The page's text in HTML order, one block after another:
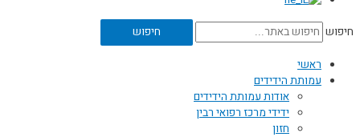
חיפוש חיפוש
ראשי
עמותת הידידים
אודות עמותת הידידים
ידידי מרכז רפואי רבין
חזון